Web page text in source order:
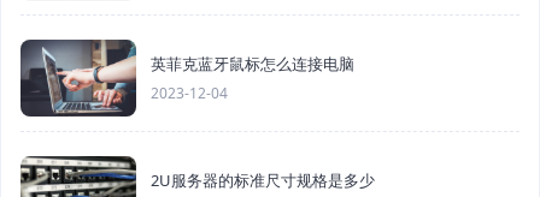
英菲克蓝牙鼠标怎么连接电脑
2023-12-04
2U服务器的标准尺寸规格是多少